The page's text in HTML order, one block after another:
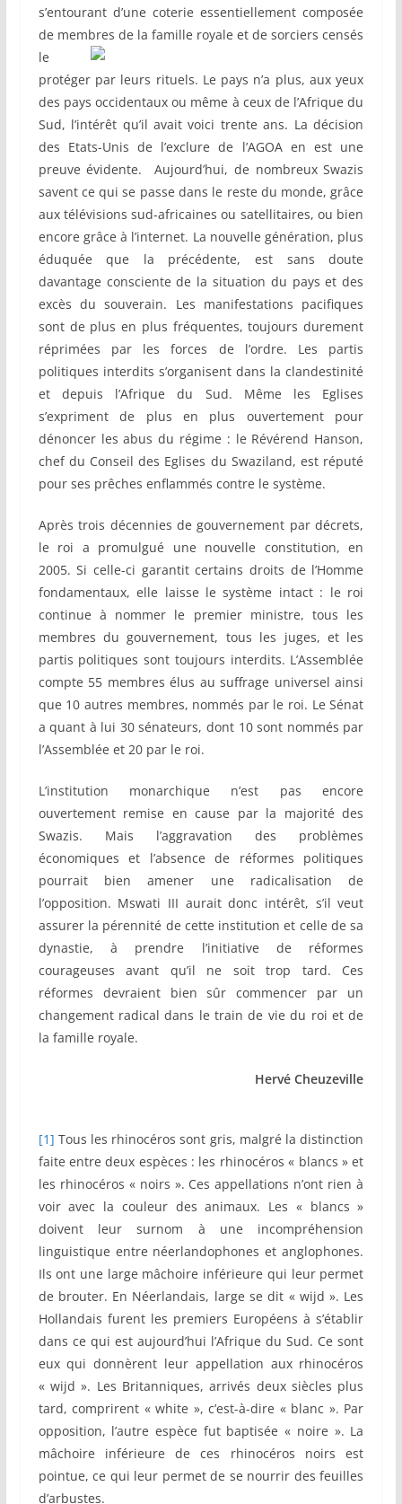
s’entourant d’une coterie essentiellement composée
de membres de la famille royale et de sorciers censés
le
protéger par leurs rituels. Le pays n’a plus, aux yeux
des pays occidentaux ou même à ceux de l’Afrique du
Sud, l’intérêt qu’il avait voici trente ans. La décision
des Etats-Unis de l’exclure de l’AGOA en est une
preuve évidente. Aujourd’hui, de nombreux Swazis
savent ce qui se passe dans le reste du monde, grâce
aux télévisions sud-africaines ou satellitaires, ou bien
encore grâce à l’internet. La nouvelle génération, plus
éduquée que la précédente, est sans doute
davantage consciente de la situation du pays et des
excès du souverain. Les manifestations pacifiques
sont de plus en plus fréquentes, toujours durement
réprimées par les forces de l’ordre. Les partis
politiques interdits s’organisent dans la clandestinité
et depuis l’Afrique du Sud. Même les Eglises
s’expriment de plus en plus ouvertement pour
dénoncer les abus du régime : le Révérend Hanson,
chef du Conseil des Eglises du Swaziland, est réputé
pour ses prêches enflammés contre le système.
Après trois décennies de gouvernement par décrets,
le roi a promulgué une nouvelle constitution, en
2005. Si celle-ci garantit certains droits de l’Homme
fondamentaux, elle laisse le système intact : le roi
continue à nommer le premier ministre, tous les
membres du gouvernement, tous les juges, et les
partis politiques sont toujours interdits. L’Assemblée
compte 55 membres élus au suffrage universel ainsi
que 10 autres membres, nommés par le roi. Le Sénat
a quant à lui 30 sénateurs, dont 10 sont nommés par
l’Assemblée et 20 par le roi.
L’institution monarchique n’est pas encore
ouvertement remise en cause par la majorité des
Swazis. Mais l’aggravation des problèmes
économiques et l’absence de réformes politiques
pourrait bien amener une radicalisation de
l’opposition. Mswati III aurait donc intérêt, s’il veut
assurer la pérennité de cette institution et celle de sa
dynastie, à prendre l’initiative de réformes
courageuses avant qu’il ne soit trop tard. Ces
réformes devraient bien sûr commencer par un
changement radical dans le train de vie du roi et de
la famille royale.
Hervé Cheuzeville
[1] Tous les rhinocéros sont gris, malgré la distinction
faite entre deux espèces : les rhinocéros « blancs » et
les rhinocéros « noirs ». Ces appellations n’ont rien à
voir avec la couleur des animaux. Les « blancs »
doivent leur surnom à une incompréhension
linguistique entre néerlandophones et anglophones.
Ils ont une large mâchoire inférieure qui leur permet
de brouter. En Néerlandais, large se dit « wijd ». Les
Hollandais furent les premiers Européens à s’établir
dans ce qui est aujourd’hui l’Afrique du Sud. Ce sont
eux qui donnèrent leur appellation aux rhinocéros
« wijd ». Les Britanniques, arrivés deux siècles plus
tard, comprirent « white », c’est-à-dire « blanc ». Par
opposition, l’autre espèce fut baptisée « noire ». La
mâchoire inférieure de ces rhinocéros noirs est
pointue, ce qui leur permet de se nourrir des feuilles
d’arbustes.